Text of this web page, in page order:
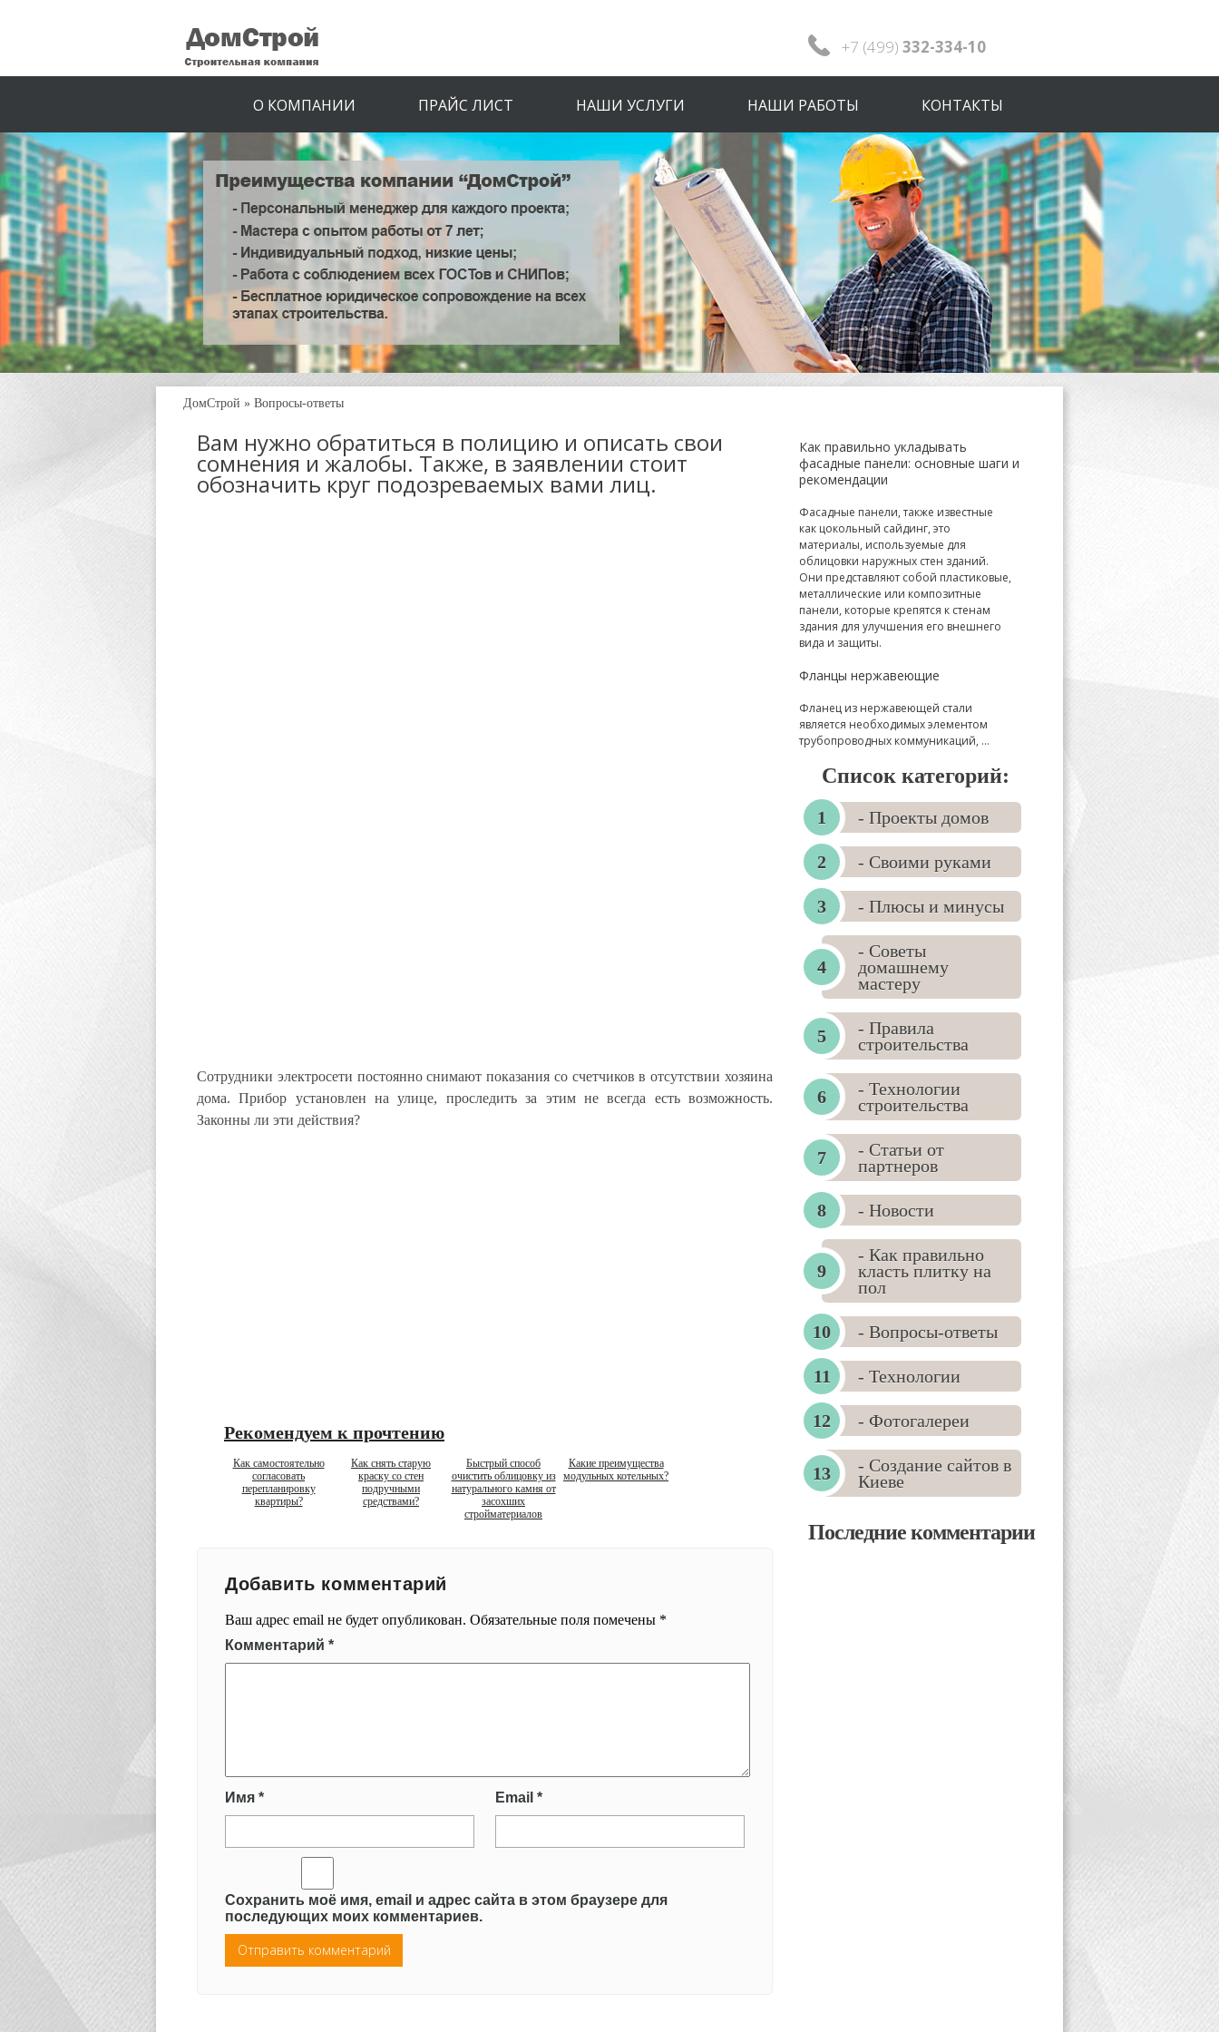
+7 (499) 332-334-10
О КОМПАНИИ ПРАЙС ЛИСТ НАШИ УСЛУГИ НАШИ РАБОТЫ КОНТАКТЫ
ДомСтрой » Вопросы-ответы
Вам нужно обратиться в полицию и описать свои
сомнения и жалобы. Также, в заявлении стоит
обозначить круг подозреваемых вами лиц.
Сотрудники электросети постоянно снимают показания со счетчиков в отсутствии хозяина
дома. Прибор установлен на улице, проследить за этим не всегда есть возможность.
Законны ли эти действия?
Рекомендуем к прочтению
Как самостоятельно
согласовать
перепланировку
квартиры?
Как снять старую
краску со стен
подручными
средствами?
Быстрый способ
очистить облицовку из
натурального камня от
засохших
стройматериалов
Какие преимущества
модульных котельных?
Добавить комментарий
Ваш адрес email не будет опубликован. Обязательные поля помечены *
Комментарий *
Имя * Email *
Сохранить моё имя, email и адрес сайта в этом браузере для
последующих моих комментариев.
Как правильно укладывать
фасадные панели: основные шаги и
рекомендации
Фасадные панели, также известные
как цокольный сайдинг, это
материалы, используемые для
облицовки наружных стен зданий.
Они представляют собой пластиковые,
металлические или композитные
панели, которые крепятся к стенам
здания для улучшения его внешнего
вида и защиты.
Фланцы нержавеющие
Фланец из нержавеющей стали
является необходимых элементом
трубопроводных коммуникаций, ...
Список категорий:
- Проекты домов
- Своими руками
- Плюсы и минусы
- Советы
домашнему
мастеру
- Правила
строительства
- Технологии
строительства
- Статьи от
партнеров
- Новости
- Как правильно
класть плитку на
пол
- Вопросы-ответы
- Технологии
- Фотогалереи
- Создание сайтов в
Киеве
Последние комментарии